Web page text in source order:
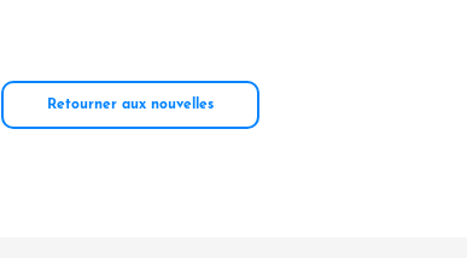
Retourner aux nouvelles